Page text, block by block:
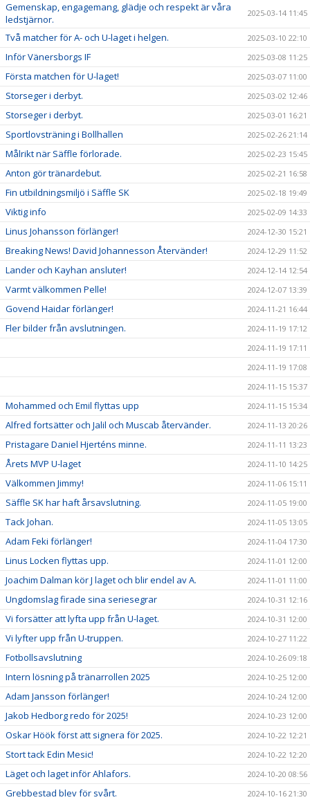
Gemenskap, engagemang, glädje och respekt är våra
ledstjärnor.
2025-03-14 11:45
Två matcher för A- och U-laget i helgen. 2025-03-10 22:10
Inför Vänersborgs IF 2025-03-08 11:25
Första matchen för U-laget! 2025-03-07 11:00
Storseger i derbyt. 2025-03-02 12:46
Storseger i derbyt. 2025-03-01 16:21
Sportlovsträning i Bollhallen 2025-02-26 21:14
Målrikt när Säffle förlorade. 2025-02-23 15:45
Anton gör tränardebut. 2025-02-21 16:58
Fin utbildningsmiljö i Säffle SK 2025-02-18 19:49
Viktig info 2025-02-09 14:33
Linus Johansson förlänger! 2024-12-30 15:21
Breaking News! David Johannesson Återvänder! 2024-12-29 11:52
Lander och Kayhan ansluter! 2024-12-14 12:54
Varmt välkommen Pelle! 2024-12-07 13:39
Govend Haidar förlänger! 2024-11-21 16:44
Fler bilder från avslutningen.
2024-11-19 17:12
2024-11-19 17:11
2024-11-19 17:08
2024-11-15 15:37
Mohammed och Emil flyttas upp 2024-11-15 15:34
Alfred fortsätter och Jalil och Muscab återvänder. 2024-11-13 20:26
Pristagare Daniel Hjerténs minne. 2024-11-11 13:23
Årets MVP U-laget 2024-11-10 14:25
Välkommen Jimmy! 2024-11-06 15:11
Säffle SK har haft årsavslutning. 2024-11-05 19:00
Tack Johan. 2024-11-05 13:05
Adam Feki förlänger! 2024-11-04 17:30
Linus Locken flyttas upp. 2024-11-01 12:00
Joachim Dalman kör J laget och blir endel av A. 2024-11-01 11:00
Ungdomslag firade sina seriesegrar 2024-10-31 12:16
Vi forsätter att lyfta upp från U-laget. 2024-10-31 12:00
Vi lyfter upp från U-truppen. 2024-10-27 11:22
Fotbollsavslutning 2024-10-26 09:18
Intern lösning på tränarrollen 2025 2024-10-25 12:00
Adam Jansson förlänger! 2024-10-24 12:00
Jakob Hedborg redo för 2025! 2024-10-23 12:00
Oskar Höök först att signera för 2025. 2024-10-22 12:21
Stort tack Edin Mesic! 2024-10-22 12:20
Läget och laget inför Ahlafors. 2024-10-20 08:56
Grebbestad blev för svårt.
2024-10-16 21:30